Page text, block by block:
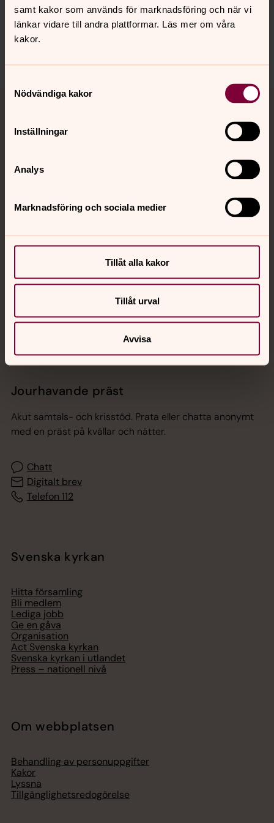
samt kakor som används för marknadsföring och när vi
länkar vidare till andra plattformar. Läs mer om våra
kakor.
Nödvändiga kakor
Inställningar
Analys
Marknadsföring och sociala medier
Tillåt alla kakor
Tillåt urval
Avvisa
innehåll?
Tillbaka till toppen
Tillbaka till innehållet
Kalender
Hitta snabbt
Jourhavande präst
Akut samtals- och krisstöd. Prata eller chatta anonymt
med en präst på kvällar och nätter.
Chatt
Digitalt brev
Telefon 112
Svenska kyrkan
Hitta församling
Bli medlem
Lediga jobb
Ge en gåva
Organisation
Act Svenska kyrkan
Svenska kyrkan i utlandet
Press – nationell nivå
Om webbplatsen
Behandling av personuppgifter
Kakor
Lyssna
Tillgänglighetsredogörelse